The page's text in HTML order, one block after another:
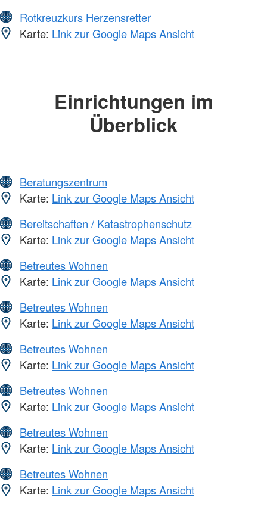
Rotkreuzkurs Herzensretter
Karte: Link zur Google Maps Ansicht
Einrichtungen im
Überblick
Beratungszentrum
Karte: Link zur Google Maps Ansicht
Bereitschaften / Katastrophenschutz
Karte: Link zur Google Maps Ansicht
Betreutes Wohnen
Karte: Link zur Google Maps Ansicht
Betreutes Wohnen
Karte: Link zur Google Maps Ansicht
Betreutes Wohnen
Karte: Link zur Google Maps Ansicht
Betreutes Wohnen
Karte: Link zur Google Maps Ansicht
Betreutes Wohnen
Karte: Link zur Google Maps Ansicht
Betreutes Wohnen
Karte: Link zur Google Maps Ansicht